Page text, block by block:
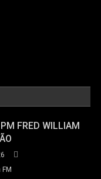
FRED WILLIAM